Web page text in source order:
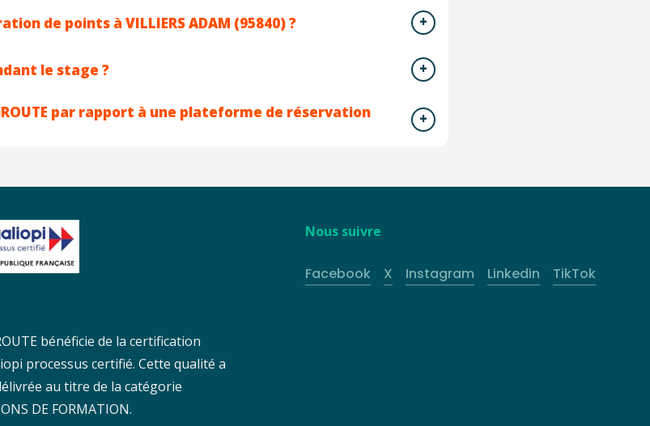
de points à VILLIERS ADAM (95840) ?
le stage ?
par rapport à une plateforme de réservation
bénéficie de la certification
processus certifié. Cette qualité a
au titre de la catégorie
DE FORMATION.
Nous suivre
Facebook X Instagram Linkedin TikTok